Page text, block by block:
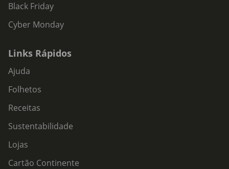
Black Friday
Cyber Monday
Links Rápidos
Ajuda
Folhetos
Receitas
Sustentabilidade
Lojas
Cartão Continente